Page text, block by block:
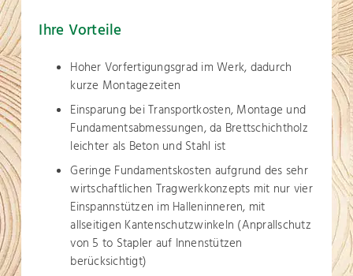
Ihre Vorteile
Hoher Vorfertigungsgrad im Werk, dadurch
kurze Montagezeiten
Einsparung bei Transportkosten, Montage und
Fundamentsabmessungen, da Brettschichtholz
leichter als Beton und Stahl ist
Geringe Fundamentskosten aufgrund des sehr
wirtschaftlichen Tragwerkkonzepts mit nur vier
Einspannstützen im Halleninneren, mit
allseitigen Kantenschutzwinkeln (Anprallschutz
von 5 to Stapler auf Innenstützen
berücksichtigt)